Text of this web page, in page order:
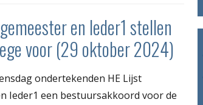
en Ieder1 stellen
voor (29 oktober 2024)
ondertekenden HE Lijst
Ieder1 een bestuursakkoord voor de